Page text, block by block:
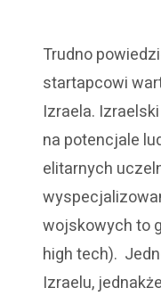
Trudno
startapcowi
Izraela.
na potencjale
elitarnych
wojskowych to
high tech).
Izraelu,